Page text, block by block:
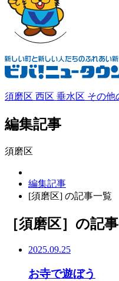
須磨区 西区 垂水区 その他
編集記事
須磨区
編集記事
[須磨区] の記事一覧
［須磨区］ の記
2025.09.25
お寺で遊ぼう